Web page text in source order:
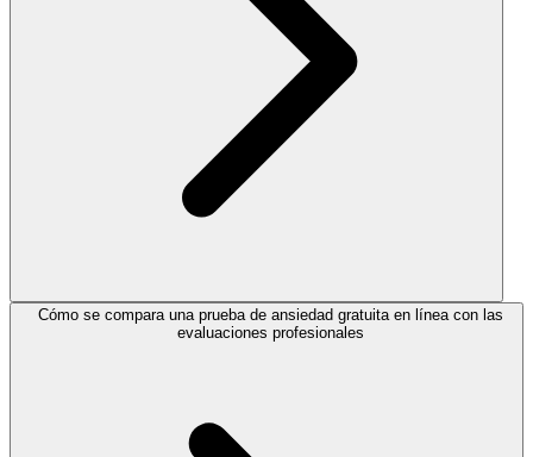
Cómo se compara una prueba de ansiedad gratuita en línea con las
evaluaciones profesionales